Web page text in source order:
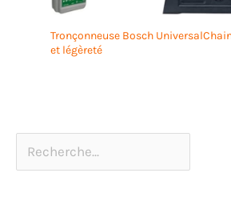
Tronçonneuse Bosch
et légèreté